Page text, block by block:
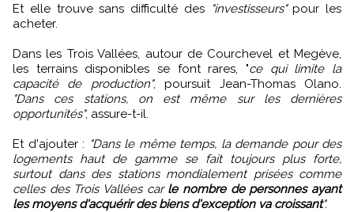
Et elle trouve sans difficulté des "investisseurs"pour les
acheter.
Dans les Trois Vallées, autour de Courchevel et Megève,
les terrains disponibles se font rares, "ce qui limite la
capacité de production", poursuit Jean-Thomas Olano.
"Dans ces stations, on est même sur les dernières
opportunités", assure-t-il.
Et d'ajouter : "Dans le même temps, la demande pour des
logements haut de gamme se fait toujours plus forte,
surtout dans des stations mondialement prisées comme
celles des Trois Vallées car le nombre de personnes ayant
les moyens d'acquérir des biens d'exception va croissant".